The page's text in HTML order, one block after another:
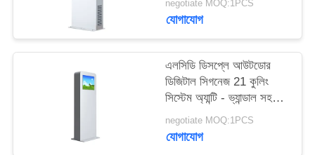
POLICY
negotiate MOQ:1PCS
যোগাযোগ
এলসিডি ডিসপ্লে আউটডোর
ডিজিটাল সিগনেজ 21 কুলিং
সিস্টেম অ্যান্টি - ভ্যান্ডাল সহ
negotiate MOQ:1PCS
যোগাযোগ